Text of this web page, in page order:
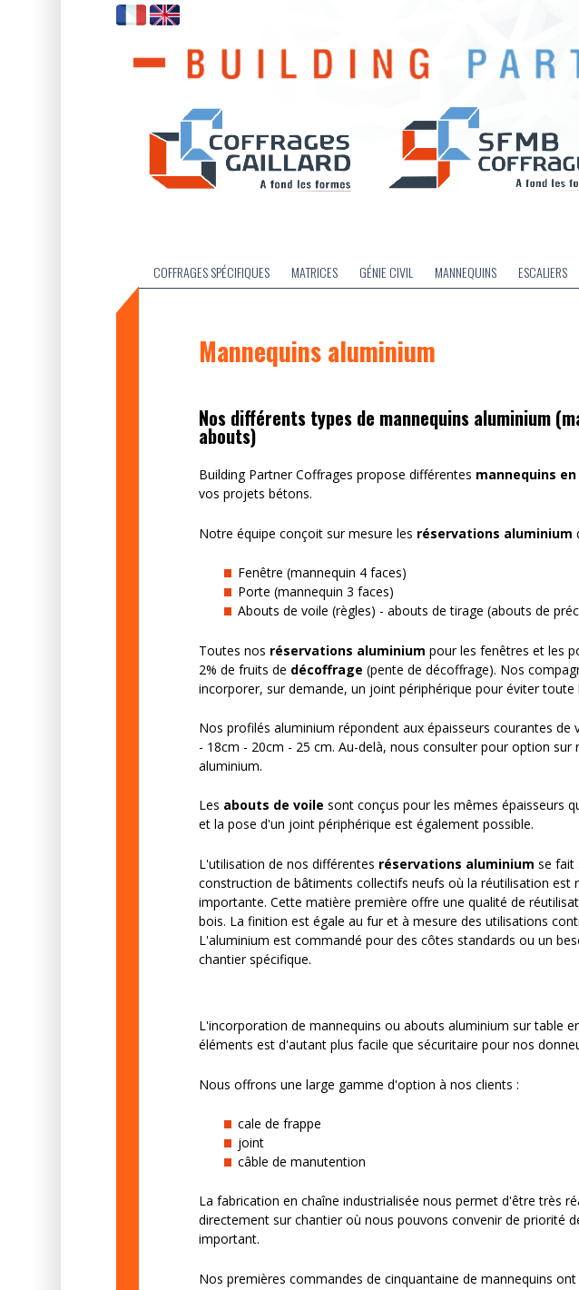
COFFRAGES SPÉCIFIQUES MATRICES GÉNIE CIVIL MANNEQUINS ESCALIERS
Mannequins aluminium
Nos différents types de mannequins aluminium
abouts)
Building Partner Coffrages propose différentes mannequins
vos projets bétons.
Notre équipe conçoit sur mesure les réservations aluminium
Fenêtre (mannequin 4 faces)
Porte (mannequin 3 faces)
Abouts de voile (règles) - abouts de tirage (abouts de
Toutes nos réservations aluminium pour les fenêtres et les
2% de fruits de décoffrage (pente de décoffrage). Nos
incorporer, sur demande, un joint périphérique pour éviter toute
Nos profilés aluminium répondent aux épaisseurs courantes de
- 18cm - 20cm - 25 cm. Au-delà, nous consulter pour option sur
aluminium.
Les abouts de voile sont conçus pour les mêmes épaisseurs
et la pose d'un joint périphérique est également possible.
L'utilisation de nos différentes réservations aluminium se fait
construction de bâtiments collectifs neufs où la réutilisation est
importante. Cette matière première offre une qualité de
bois. La finition est égale au fur et à mesure des utilisations
L'aluminium est commandé pour des côtes standards ou un
chantier spécifique.
L'incorporation de mannequins ou abouts aluminium sur table
éléments est d'autant plus facile que sécuritaire pour nos
Nous offrons une large gamme d'option à nos clients :
cale de frappe
joint
câble de manutention
La fabrication en chaîne industrialisée nous permet d'être très
directement sur chantier où nous pouvons convenir de priorité
important.
Nos premières commandes de cinquantaine de mannequins